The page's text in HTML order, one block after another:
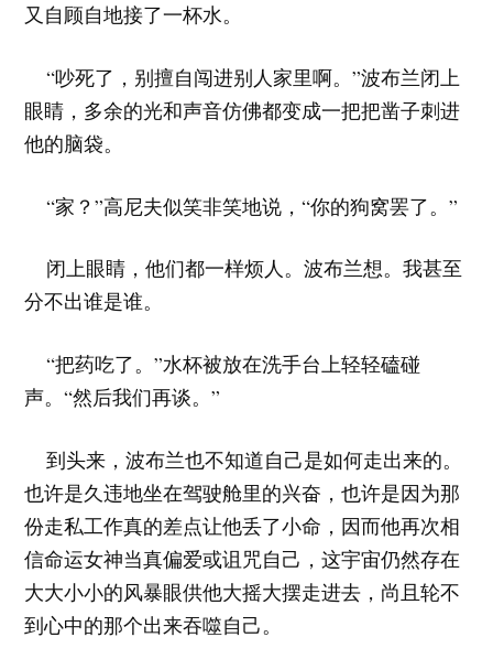
又自顾自地接了一杯水。
“吵死了，别擅自闯进别人家里啊。”波布兰闭上
眼睛，多余的光和声音仿佛都变成一把把凿子刺进
他的脑袋。
“家？”高尼夫似笑非笑地说，“你的狗窝罢了。”
闭上眼睛，他们都一样烦人。波布兰想。我甚至
分不出谁是谁。
“把药吃了。”水杯被放在洗手台上轻轻磕碰
声。“然后我们再谈。”
到头来，波布兰也不知道自己是如何走出来的。
也许是久违地坐在驾驶舱里的兴奋，也许是因为那
份走私工作真的差点让他丢了小命，因而他再次相
信命运女神当真偏爱或诅咒自己，这宇宙仍然存在
大大小小的风暴眼供他大摇大摆走进去，尚且轮不
到心中的那个出来吞噬自己。